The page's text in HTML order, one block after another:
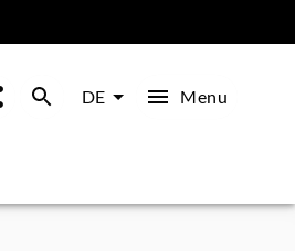
DE Menu